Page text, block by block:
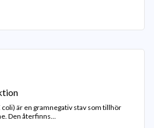
är en gramnegativ stav som tillhör
Den återfinns...